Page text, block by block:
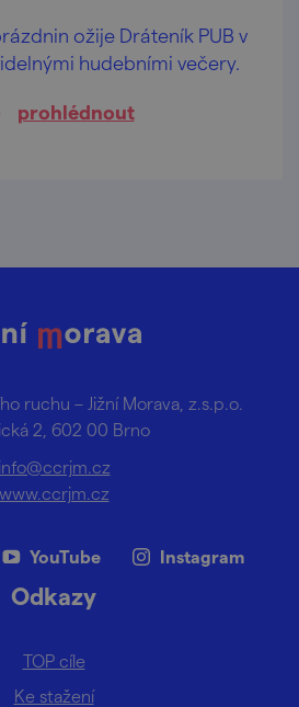
ožije Dráteník PUB v
hudebními večery.
prohlédnout
ruchu – Jižní Morava, z.s.p.o.
2, 602 00 Brno
info@ccrjm.cz
www.ccrjm.cz
YouTube Instagram
Odkazy
TOP cíle
Ke stažení